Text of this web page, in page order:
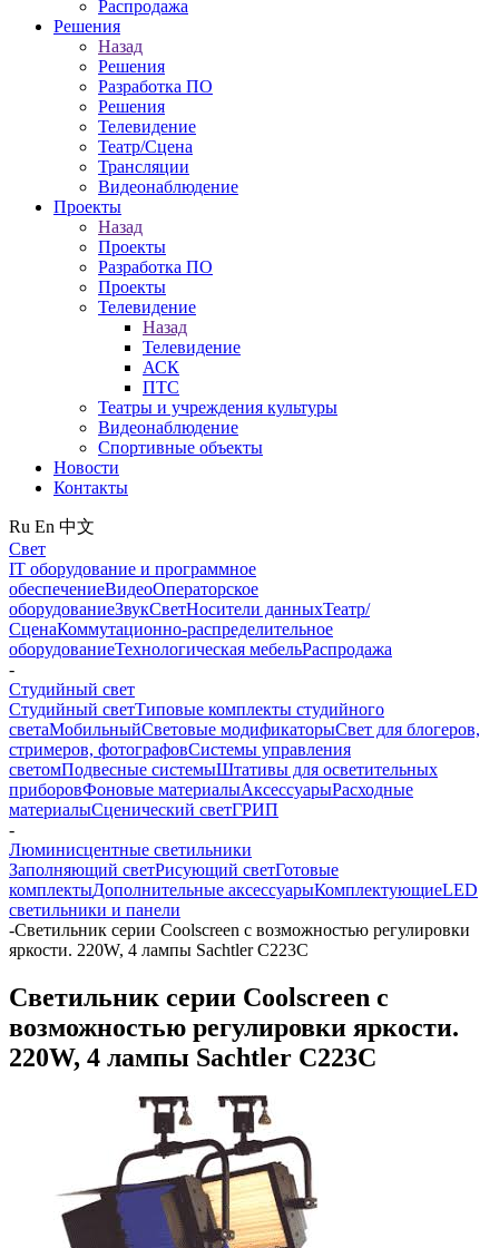
Распродажа
Решения
Назад
Решения
Разработка ПО
Решения
Телевидение
Театр/Сцена
Трансляции
Видеонаблюдение
Проекты
Назад
Проекты
Разработка ПО
Проекты
Телевидение
Назад
Телевидение
АСК
ПТС
Театры и учреждения культуры
Видеонаблюдение
Спортивные объекты
Новости
Контакты
Ru En 中文
Свет
IT оборудование и программное
обеспечениеВидеоОператорское
оборудованиеЗвукСветНосители данныхТеатр/
СценаКоммутационно-распределительное
оборудованиеТехнологическая мебельРаспродажа
-
Студийный свет
Студийный светТиповые комплекты студийного
светаМобильныйСветовые модификаторыСвет для блогеров,
стримеров, фотографовСистемы управления
светомПодвесные системыШтативы для осветительных
приборовФоновые материалыАксессуарыРасходные
материалыСценический светГРИП
-
Люминисцентные светильники
Заполняющий светРисующий светГотовые
комплектыДополнительные аксессуарыКомплектующиеLED
светильники и панели
-Светильник серии Coolscreen с возможностью регулировки
яркости. 220W, 4 лампы Sachtler C223C
Светильник серии Coolscreen с
возможностью регулировки яркости.
220W, 4 лампы Sachtler C223C